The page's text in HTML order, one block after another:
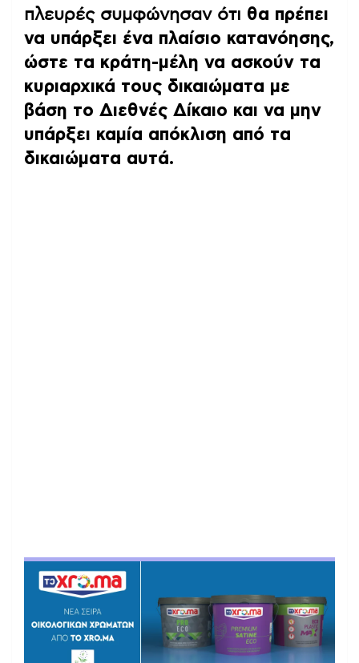
πλευρές συμφώνησαν ότι θα πρέπει
να υπάρξει ένα πλαίσιο κατανόησης,
ώστε τα κράτη-μέλη να ασκούν τα
κυριαρχικά τους δικαιώματα με
βάση το Διεθνές Δίκαιο και να μην
υπάρξει καμία απόκλιση από τα
δικαιώματα αυτά.